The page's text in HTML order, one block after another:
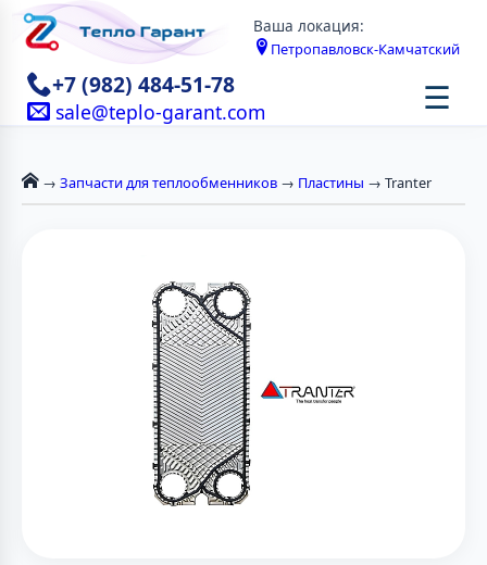
Ваша локация:
Петропавловск-Камчатский
+7 (982) 484-51-78
sale@teplo-garant.com ☰
→ Запчасти для теплообменников → Пластины → Tranter